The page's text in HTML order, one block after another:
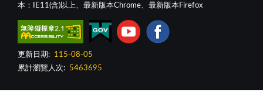
本：IE11(含)以上、最新版本Chrome、最新版本Firefox
更新日期:
115-08-05
累計瀏覽人次:
5463695